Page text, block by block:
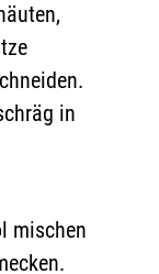
in
mischen